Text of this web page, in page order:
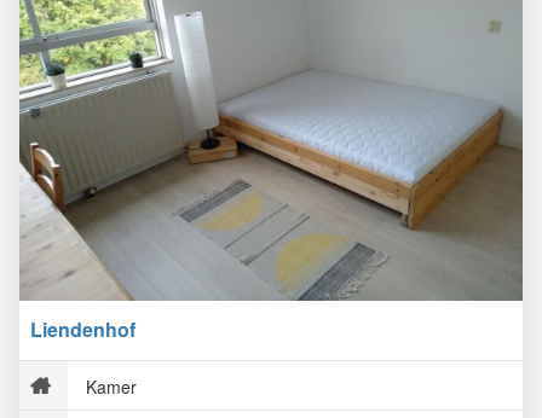
Liendenhof
Kamer